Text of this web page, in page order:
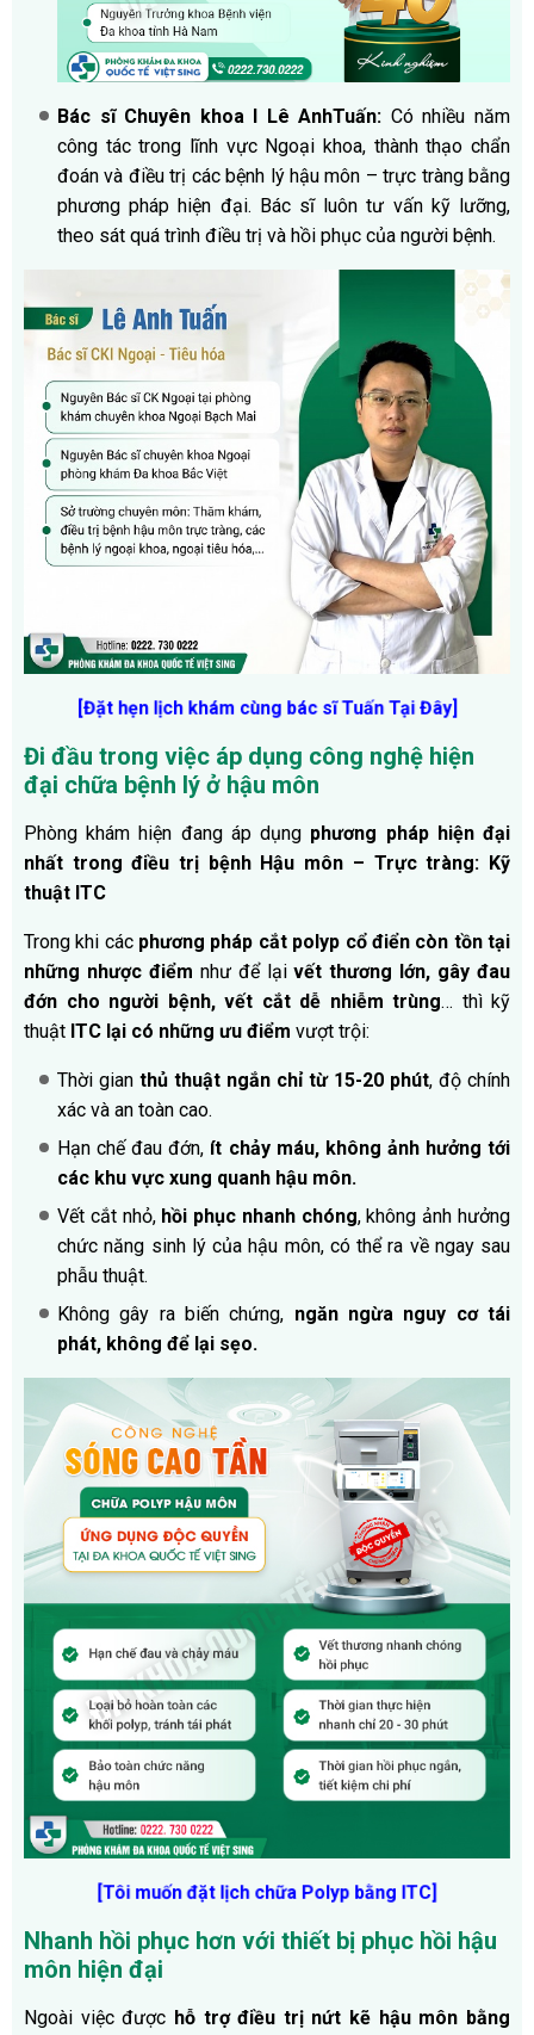
Bác sĩ Chuyên khoa I Lê AnhTuấn: Có nhiều năm
công tác trong lĩnh vực Ngoại khoa, thành thạo chẩn
đoán và điều trị các bệnh lý hậu môn – trực tràng bằng
phương pháp hiện đại. Bác sĩ luôn tư vấn kỹ lưỡng,
theo sát quá trình điều trị và hồi phục của người bệnh.
[Đặt hẹn lịch khám cùng bác sĩ Tuấn Tại Đây]
Đi đầu trong việc áp dụng công nghệ hiện
đại chữa bệnh lý ở hậu môn
Phòng khám hiện đang áp dụng phương pháp hiện đại
nhất trong điều trị bệnh Hậu môn – Trực tràng: Kỹ
thuật ITC
Trong khi các phương pháp cắt polyp cổ điển còn tồn tại
những nhược điểm như để lạivết thương lớn, gây đau
đớn cho người bệnh, vết cắt dễ nhiễm trùng… thì kỹ
thuật ITC lại có những ưu điểm vượt trội:
Thời gian thủ thuật ngắn chỉ từ 15-20 phút, độ chính
xác và an toàn cao.
Hạn chế đau đớn, ít chảy máu, không ảnh hưởng tới
các khu vực xung quanh hậu môn.
Vết cắt nhỏ, hồi phục nhanh chóng, không ảnh hưởng
chức năng sinh lý của hậu môn, có thể ra về ngay sau
phẫu thuật.
Không gây ra biến chứng, ngăn ngừa nguy cơ tái
phát, không để lại sẹo.
[Tôi muốn đặt lịch chữa Polyp bằng ITC]
Nhanh hồi phục hơn với thiết bị phục hồi hậu
môn hiện đại
Ngoài việc được hỗ trợ điều trị nứt kẽ hậu môn bằng